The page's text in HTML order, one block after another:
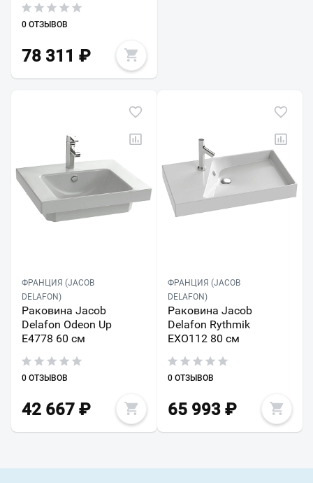
0 ОТЗЫВОВ
78 311 ₽
ФРАНЦИЯ (JACOB
DELAFON)
Раковина Jacob
Delafon Odeon Up
E4778 60 см
0 ОТЗЫВОВ
42 667 ₽
ФРАНЦИЯ (JACOB
DELAFON)
Раковина Jacob
Delafon Rythmik
EXO112 80 см
0 ОТЗЫВОВ
65 993₽